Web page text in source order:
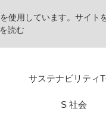
使用しています。サイト
読む
サステナビリティ
S 社会